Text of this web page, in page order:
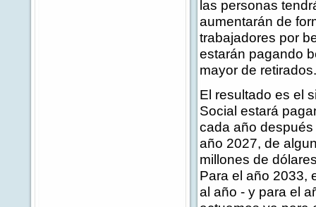
las personas
aumentarán de
trabajadores por
estarán pagando
mayor de retirados.
El resultado es el
Social estará
cada año
año 2027, de
millones de
Para el año 2033,
al año - y para el